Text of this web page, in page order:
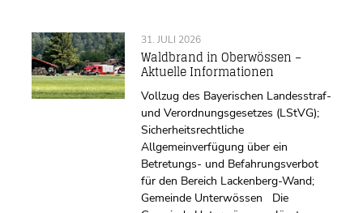
31. JULI 2026
Waldbrand in Oberwössen –
Aktuelle Informationen
Vollzug des Bayerischen Landesstraf-
und Verordnungsgesetzes (LStVG);
Sicherheitsrechtliche
Allgemeinverfügung über ein
Betretungs- und Befahrungsverbot
für den Bereich Lackenberg-Wand;
Gemeinde Unterwössen Die